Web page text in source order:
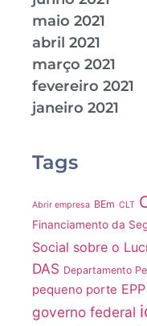
maio 2021
abril 2021
março 2021
fevereiro 2021
janeiro 2021
Tags
Abrir empresa BEm CLT
Financiamento da
Social sobre o
DAS Departamento
pequeno porte EPP
governo federal